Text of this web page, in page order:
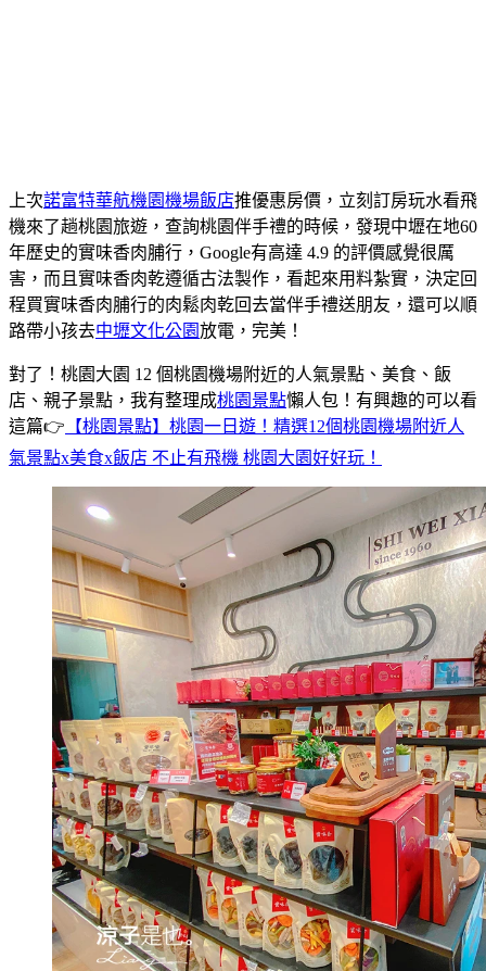
上次諾富特華航機園機場飯店推優惠房價，立刻訂房玩水看飛
機來了趟桃園旅遊，查詢桃園伴手禮的時候，發現中壢在地60
年歷史的實味香肉脯行，Google有高達 4.9 的評價感覺很厲
害，而且實味香肉乾遵循古法製作，看起來用料紮實，決定回
程買實味香肉脯行的肉鬆肉乾回去當伴手禮送朋友，還可以順
路帶小孩去中壢文化公園放電，完美！
對了！桃園大園 12 個桃園機場附近的人氣景點、美食、飯
店、親子景點，我有整理成桃園景點懶人包！有興趣的可以看
這篇👉 【桃園景點】桃園一日遊！精選12個桃園機場附近人
氣景點x美食x飯店 不止有飛機 桃園大園好好玩！